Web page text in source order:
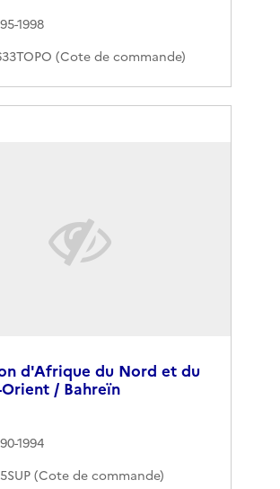
1998
(Cote de commande)
d'Afrique du Nord et du
/ Bahreïn
1994
(Cote de commande)